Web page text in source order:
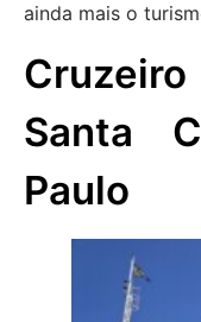
ainda mais o
Santa
Paulo